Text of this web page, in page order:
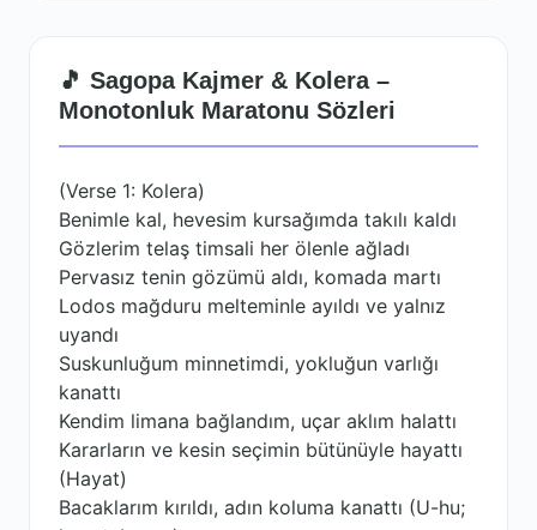
🎵 Sagopa Kajmer & Kolera –
Monotonluk Maratonu Sözleri
(Verse 1: Kolera)
Benimle kal, hevesim kursağımda takılı kaldı
Gözlerim telaş timsali her ölenle ağladı
Pervasız tenin gözümü aldı, komada martı
Lodos mağduru melteminle ayıldı ve yalnız
uyandı
Suskunluğum minnetimdi, yokluğun varlığı
kanattı
Kendim limana bağlandım, uçar aklım halattı
Kararların ve kesin seçimin bütünüyle hayattı
(Hayat)
Bacaklarım kırıldı, adın koluma kanattı (U-hu;